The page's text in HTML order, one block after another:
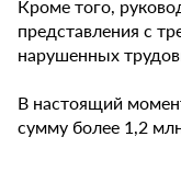
Кроме того,
представления с
нарушенных
В настоящий
сумму более 1,2